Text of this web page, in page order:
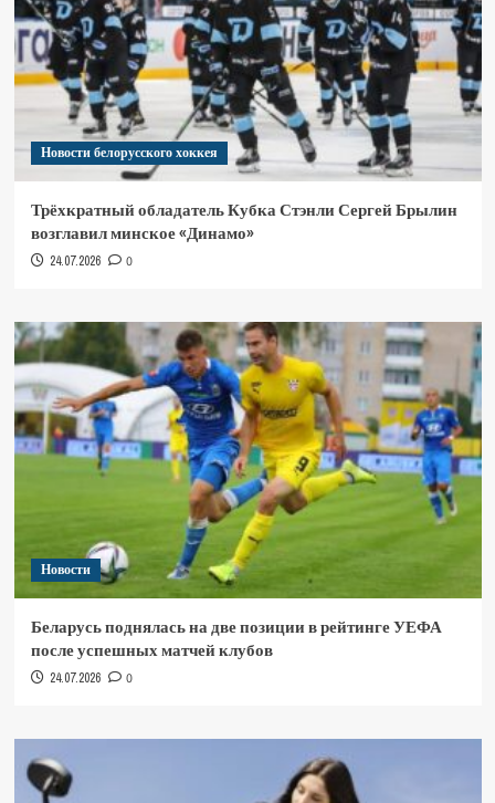
Новости белорусского хоккея
Трёхкратный обладатель Кубка Стэнли Сергей Брылин
возглавил минское «Динамо»
24.07.2026 0
Новости
Беларусь поднялась на две позиции в рейтинге УЕФА
после успешных матчей клубов
24.07.2026 0